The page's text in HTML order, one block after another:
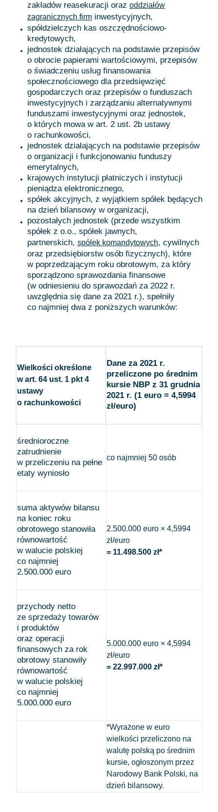
zakładów reasekuracji oraz oddziałów
zagranicznych firm inwestycyjnych,
spółdzielczych kas oszczędnościowo-
kredytowych,
jednostek działających na podstawie przepisów
o obrocie papierami wartościowymi, przepisów
o świadczeniu usług finansowania
społecznościowego dla przedsięwzięć
gospodarczych oraz przepisów o funduszach
inwestycyjnych i zarządzaniu alternatywnymi
funduszami inwestycyjnymi oraz jednostek,
o których mowa w art. 2 ust. 2b ustawy
o rachunkowości,
jednostek działających na podstawie przepisów
o organizacji i funkcjonowaniu funduszy
emerytalnych,
krajowych instytucji płatniczych i instytucji
pieniądza elektronicznego,
spółek akcyjnych, z wyjątkiem spółek będących
na dzień bilansowy w organizacji,
pozostałych jednostek (przede wszystkim
spółek z o.o., spółek jawnych,
partnerskich, spółek komandytowych, cywilnych
oraz przedsiębiorstw osób fizycznych), które
w poprzedzającym roku obrotowym, za który
sporządzono sprawozdania finansowe
(w odniesieniu do sprawozdań za 2022 r.
uwzględnia się dane za 2021 r.), spełniły
co najmniej dwa z poniższych warunków:
Wielkości określone
w art. 64 ust. 1 pkt 4
ustawy
o rachunkowości
Dane za 2021 r.
przeliczone po średnim
kursie NBP z 31 grudnia
2021 r. (1 euro = 4,5994
zł/euro)
średnioroczne
zatrudnienie
w przeliczeniu na pełne
etaty wyniosło
co najmniej 50 osób
suma aktywów bilansu
na koniec roku
obrotowego stanowiła
równowartość
w walucie polskiej
co najmniej
2.500.000 euro
2.500.000 euro × 4,5994
zł/euro
= 11.498.500 zł*
przychody netto
ze sprzedaży towarów
i produktów
oraz operacji
finansowych za rok
obrotowy stanowiły
równowartość
w walucie polskiej
co najmniej
5.000.000 euro
5.000.000 euro × 4,5994
zł/euro
= 22.997.000 zł*
*Wyrażone w euro
wielkości przeliczono na
walutę polską po średnim
kursie, ogłoszonym przez
Narodowy Bank Polski, na
dzień bilansowy.